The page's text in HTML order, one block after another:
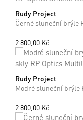
ONE SIZE
Rudy Project
2 800,00 Kč
ONE SIZE
Rudy Project
2 800,00 Kč